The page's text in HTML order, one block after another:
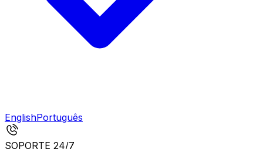
EnglishPortuguês
SOPORTE 24/7